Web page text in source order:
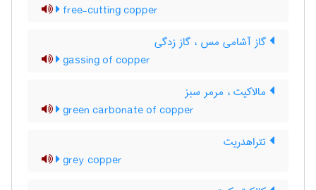
free-cutting copper
گاز آشامی مس ، گاز زدگی
gassing of copper
مالاکیت ، مرمر سبز
green carbonate of copper
تتراهدریت
grey copper